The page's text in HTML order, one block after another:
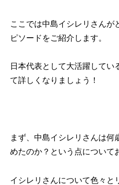
ここでは中島イシレリさんが
ピソードをご紹介します。
日本代表として大活躍してい
て詳しくなりましょう！
まず、中島イシレリさんは何
めたのか？という点について
イシレリさんについて色々と